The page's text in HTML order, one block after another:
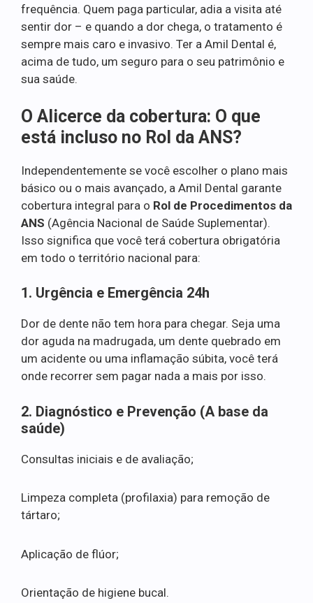
frequência. Quem paga particular, adia a visita até
sentir dor – e quando a dor chega, o tratamento é
sempre mais caro e invasivo. Ter a Amil Dental é,
acima de tudo, um seguro para o seu patrimônio e
sua saúde.
O Alicerce da cobertura: O que
está incluso no Rol da ANS?
Independentemente se você escolher o plano mais
básico ou o mais avançado, a Amil Dental garante
cobertura integral para o Rol de Procedimentos da
ANS (Agência Nacional de Saúde Suplementar).
Isso significa que você terá cobertura obrigatória
em todo o território nacional para:
1. Urgência e Emergência 24h
Dor de dente não tem hora para chegar. Seja uma
dor aguda na madrugada, um dente quebrado em
um acidente ou uma inflamação súbita, você terá
onde recorrer sem pagar nada a mais por isso.
2. Diagnóstico e Prevenção (A base da
saúde)
Consultas iniciais e de avaliação;
Limpeza completa (profilaxia) para remoção de
tártaro;
Aplicação de flúor;
Orientação de higiene bucal.